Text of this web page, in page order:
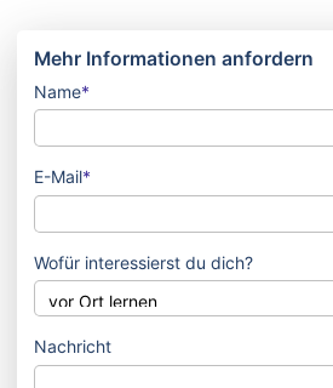
Mehr Informationen anfordern
Pflichtfeld
Name*
Pflichtfeld
E-Mail*
Wofür interessierst du dich?
Nachricht